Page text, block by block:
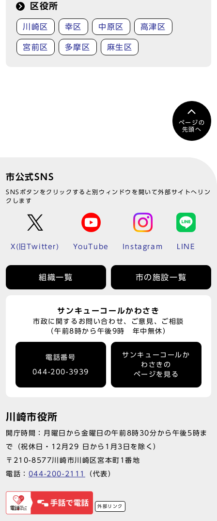
区役所
川崎区 幸区 中原区 高津区
宮前区 多摩区 麻生区
ページの
先頭へ
市公式SNS
SNSボタンをクリックすると別ウィンドウを開いて外部サイトへリン
クします
X(旧Twitter) YouTube Instagram LINE
組織一覧 市の施設一覧
サンキューコールかわさき
市政に関するお問い合わせ、ご意見、ご相談
（午前8時から午後9時 年中無休）
電話番号
044-200-3939
サンキューコールか
わさきの
ページを見る
川崎市役所
開庁時間：月曜日から金曜日の午前8時30分から午後5時ま
で（祝休日・12月29 日から1月3日を除く）
〒210-8577川崎市川崎区宮本町1番地
電話： 044-200-2111 （代表）
外部リンク